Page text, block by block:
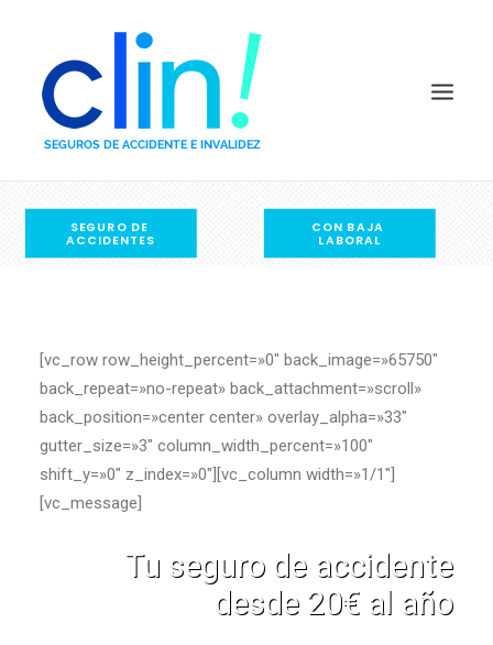
COMPARADOR POR PRECIO
DEFINICIONES
BLOG
CONTACTO
CON BAJA
LABORAL
SEGURO DE
ACCIDENTES
[vc_row row_height_percent=»0″ back_image=»65750″
back_repeat=»no-repeat» back_attachment=»scroll»
back_position=»center center» overlay_alpha=»33″
gutter_size=»3″ column_width_percent=»100″
shift_y=»0″ z_index=»0″][vc_column width=»1/1″]
[vc_message]
Tu seguro de accidente
desde 20€ al año